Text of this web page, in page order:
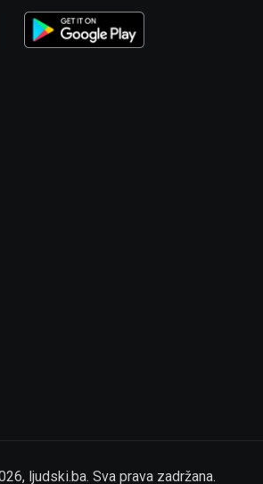
, ljudski.ba. Sva prava zadržana.